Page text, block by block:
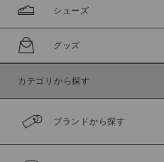
シューズ
グッズ
カテゴリから探す
ブランドから探す